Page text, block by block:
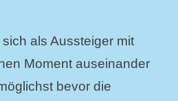
als Aussteiger mit
Moment auseinander
bevor die